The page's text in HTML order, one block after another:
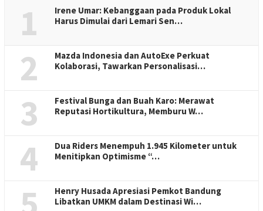
1
Irene Umar: Kebanggaan pada Produk Lokal
Harus Dimulai dari Lemari Sen…
2
Mazda Indonesia dan AutoExe Perkuat
Kolaborasi, Tawarkan Personalisasi…
3
Festival Bunga dan Buah Karo: Merawat
Reputasi Hortikultura, Memburu W…
4
Dua Riders Menempuh 1.945 Kilometer untuk
Menitipkan Optimisme “…
Henry Husada Apresiasi Pemkot Bandung
Libatkan UMKM dalam Destinasi Wi…